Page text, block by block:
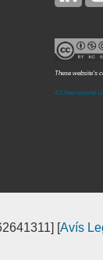
These website's
4.0 International
[Avís